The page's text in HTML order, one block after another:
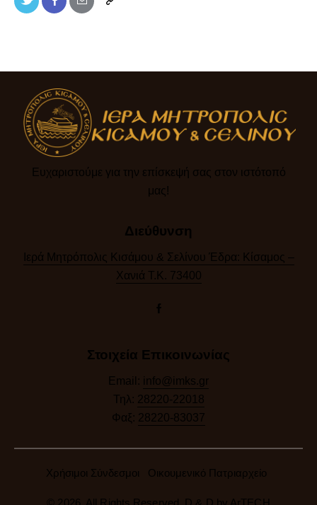
Ευχαριστούμε για την επίσκεψή σας στον ιστότοπό
μας!​
Διεύθυνση
Ιερά Μητρόπολις Κισάμου & Σελίνου Έδρα: Κίσαμος –
Χανιά Τ.Κ. 73400
Στοιχεία Επικοινωνίας
Email: info@imks.gr
Τηλ: 28220-22018
Φαξ: 28220-83037
Χρήσιμοι Σύνδεσμοι Οικουμενικό Πατριαρχείο
© 2026. All Rights Reserved. D & D by ArTECH